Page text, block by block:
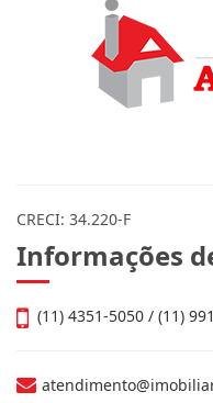
CRECI: 34.220-F
Informações
(11) 4351-5050 / (11)